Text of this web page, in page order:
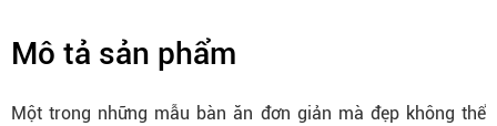
Mô tả sản phẩm
Một trong những mẫu bàn ăn đơn giản mà đẹp không thể